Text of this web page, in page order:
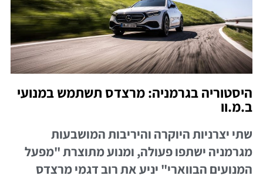
היסטוריה בגרמניה: מרצדס תשתמש במנועי
ב.מ.וו
שתי יצרניות היוקרה והיריבות המושבעות
מגרמניה ישתפו פעולה, ומנוע מתוצרת "מפעל
המנועים הבווארי" יניע את רוב דגמי מרצדס